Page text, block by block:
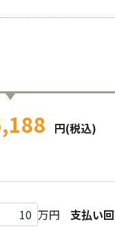
円(税込)
万円 支払い